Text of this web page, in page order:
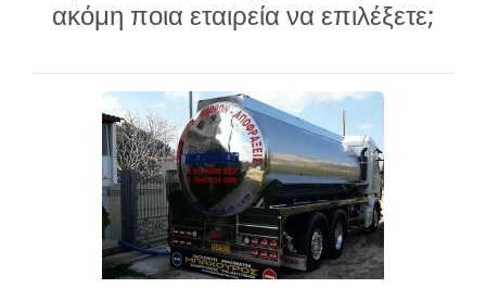
ακόμη ποια εταιρεία να επιλέξετε;